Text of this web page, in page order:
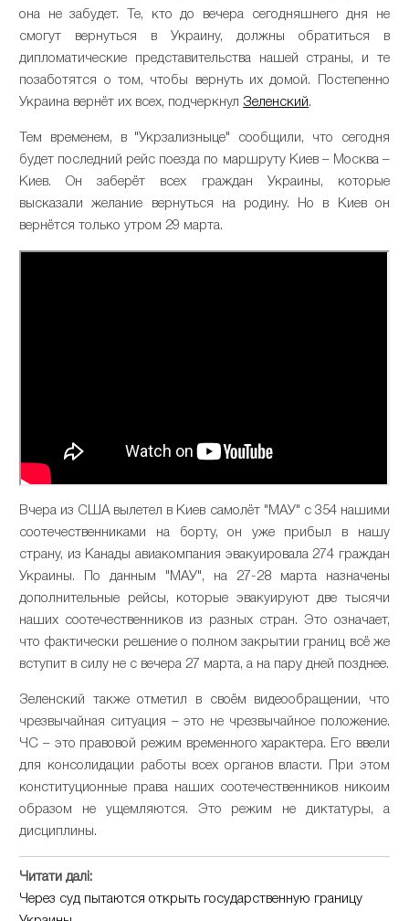
она не забудет. Те, кто до вечера сегодняшнего дня не
смогут вернуться в Украину, должны обратиться в
дипломатические представительства нашей страны, и те
позаботятся о том, чтобы вернуть их домой. Постепенно
Украина вернёт их всех, подчеркнул Зеленский.
Тем временем, в "Укрзализныце" сообщили, что сегодня
будет последний рейс поезда по маршруту Киев – Москва –
Киев. Он заберёт всех граждан Украины, которые
высказали желание вернуться на родину. Но в Киев он
вернётся только утром 29 марта.
Вчера из США вылетел в Киев самолёт "МАУ" с 354 нашими
соотечественниками на борту, он уже прибыл в нашу
страну, из Канады авиакомпания эвакуировала 274 граждан
Украины. По данным "МАУ", на 27-28 марта назначены
дополнительные рейсы, которые эвакуируют две тысячи
наших соотечественников из разных стран. Это означает,
что фактически решение о полном закрытии границ всё же
вступит в силу не с вечера 27 марта, а на пару дней позднее.
Зеленский также отметил в своём видеообращении, что
чрезвычайная ситуация – это не чрезвычайное положение.
ЧС – это правовой режим временного характера. Его ввели
для консолидации работы всех органов власти. При этом
конституционные права наших соотечественников никоим
образом не ущемляются. Это режим не диктатуры, а
дисциплины.
Читати далі:
Через суд пытаются открыть государственную границу